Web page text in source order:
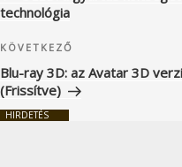
technológia
Következő
bejegyzés
KÖVETKEZŐ
Blu-ray 3D: az Avatar 3D
(Frissítve)
HIRDETÉS